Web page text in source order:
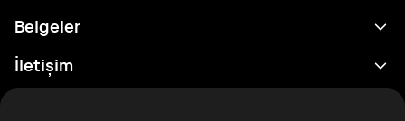
Program
Sonuçlar
Analitik
Belgeler
Gizlilik Politikası
Kullanım Şartları
İletişim